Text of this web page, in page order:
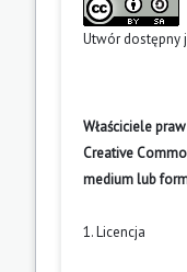
Utwór dostępny
Właściciele
Creative
medium lub
1. Licencja